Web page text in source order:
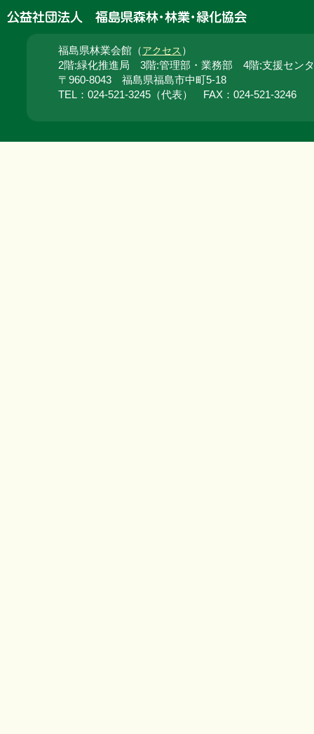
福島県林業会館（ アクセス ）
2階:緑化推進局 3階:管理部・業務部 4階:支援セン
〒960-8043 福島県福島市中町5-18
TEL：024‐521‐3245（代表） FAX：024‐521‐3246